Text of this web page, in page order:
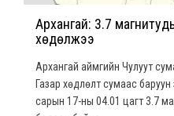
Архангай: 3.7
хөдөлжээ
Архангай аймгийн Чулуут
Газар хөдлөлт сумаас баруун
сарын 17-ны 04.01 цагт 3.7